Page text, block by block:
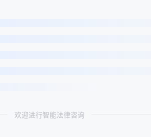
欢迎进行智能法律咨询